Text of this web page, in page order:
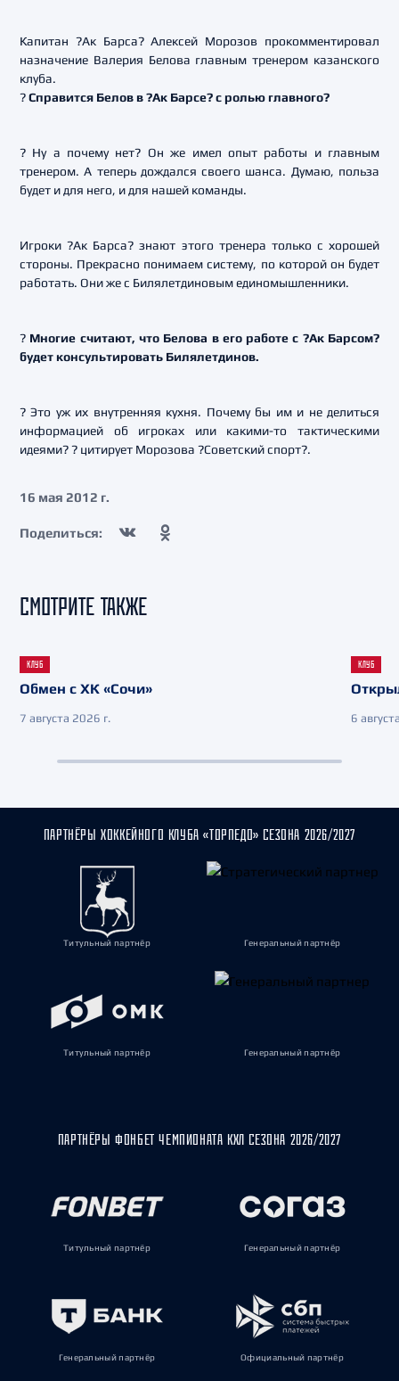
Капитан ?Ак Барса? Алексей Морозов прокомментировал
назначение Валерия Белова главным тренером казанского
клуба.
?Справится Белов в ?Ак Барсе? с ролью главного?
? Ну а почему нет? Он же имел опыт работы и главным
тренером. А теперь дождался своего шанса. Думаю, польза
будет и для него, и для нашей команды.
Игроки ?Ак Барса? знают этого тренера только с хорошей
стороны. Прекрасно понимаем систему, по которой он будет
работать. Они же с Билялетдиновым единомышленники.
? Многие считают, что Белова в его работе с ?Ак Барсом?
будет консультировать Билялетдинов.
? Это уж их внутренняя кухня. Почему бы им и не делиться
информацией об игроках или какими-то тактическими
идеями? ? цитирует Морозова ?Советский спорт?.
16 мая 2012 г.
Поделиться:
СМОТРИТЕ ТАКЖЕ
КЛУБ
Обмен с ХК «Сочи»
7 августа 2026 г.
КЛУБ
6
ПАРТНЁРЫ ХОККЕЙНОГО КЛУБА «ТОРПЕДО» СЕЗОНА 2026/2027
Титульный партнёр Генеральный партнёр
Титульный партнёр Генеральный партнёр
ПАРТНЁРЫ ФОНБЕТ ЧЕМПИОНАТА КХЛ СЕЗОНА 2026/2027
Титульный партнёр Генеральный партнёр
Генеральный партнёр Официальный партнёр